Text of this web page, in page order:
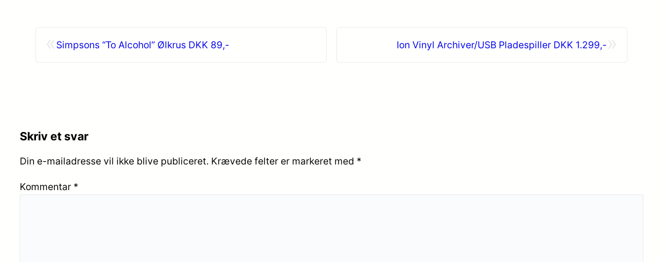
Simpsons “To Alcohol” Ølkrus DKK 89,- Ion Vinyl Archiver/USB Pladespiller DKK 1.299,-
Skriv et svar
Din e-mailadresse vil ikke blive publiceret. Krævede felter er markeret med *
Kommentar *